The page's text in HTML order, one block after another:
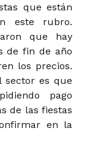
que están
este rubro.
que hay
de fin de año
los precios.
sector es que
pago
de las fiestas
en la